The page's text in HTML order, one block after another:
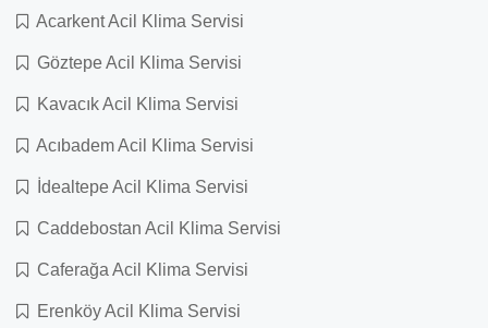
Acarkent Acil Klima Servisi
Göztepe Acil Klima Servisi
Kavacık Acil Klima Servisi
Acıbadem Acil Klima Servisi
İdealtepe Acil Klima Servisi
Caddebostan Acil Klima Servisi
Caferağa Acil Klima Servisi
Erenköy Acil Klima Servisi